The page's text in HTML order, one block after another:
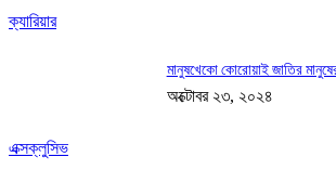
ক্যারিয়ার
এক্সক্লুসিভ
মানুষখেকো কোরোয়াই জাতির
অক্টোবর ২৩, ২০২৪